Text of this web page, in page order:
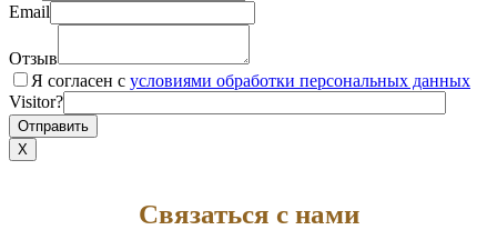
Email
Отзыв
Я согласен с условиями обработки персональных данных
Visitor?
X
Связаться с нами